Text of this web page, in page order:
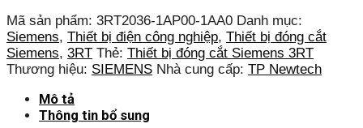
Mã sản phẩm: 3RT2036-1AP00-1AA0 Danh mục:
Siemens, Thiết bị điện công nghiệp, Thiết bị đóng cắt
Siemens, 3RT Thẻ: Thiết bị đóng cắt Siemens 3RT
Thương hiệu: SIEMENS Nhà cung cấp: TP Newtech
Mô tả
Thông tin bổ sung